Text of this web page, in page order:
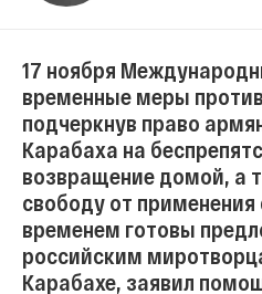
17 ноября
временные меры
подчеркнув право
Карабаха на
возвращение домой, а
свободу от
временем готовы
российским
Карабахе, заявил